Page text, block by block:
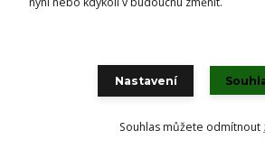
183 Kčbez DPH
Nastavení
Souhlas můžete odmítnout